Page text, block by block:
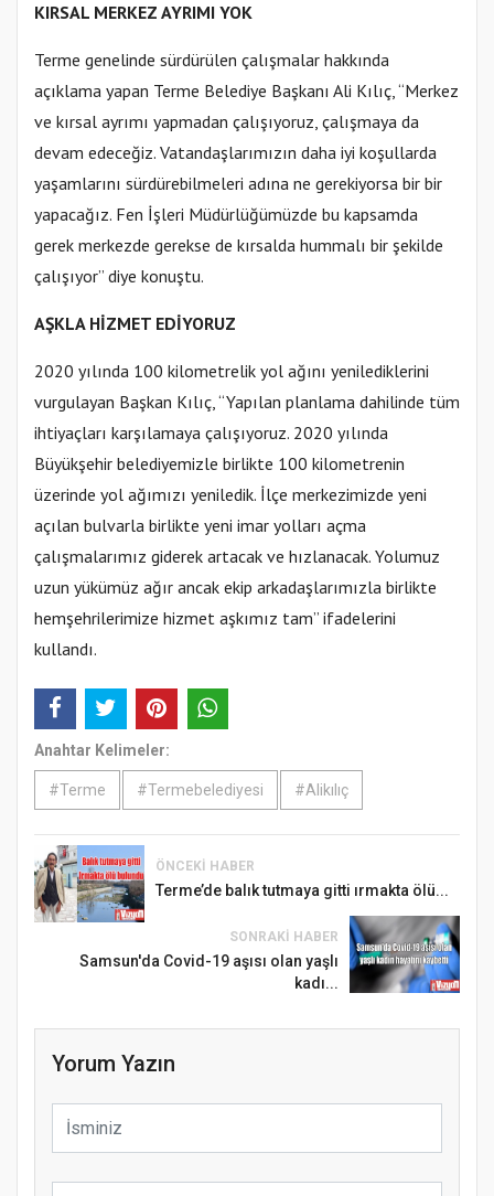
KIRSAL MERKEZ AYRIMI YOK
Terme genelinde sürdürülen çalışmalar hakkında
açıklama yapan Terme Belediye Başkanı Ali Kılıç, “Merkez
ve kırsal ayrımı yapmadan çalışıyoruz, çalışmaya da
devam edeceğiz. Vatandaşlarımızın daha iyi koşullarda
yaşamlarını sürdürebilmeleri adına ne gerekiyorsa bir bir
yapacağız. Fen İşleri Müdürlüğümüzde bu kapsamda
gerek merkezde gerekse de kırsalda hummalı bir şekilde
çalışıyor” diye konuştu.
AŞKLA HİZMET EDİYORUZ
2020 yılında 100 kilometrelik yol ağını yenilediklerini
vurgulayan Başkan Kılıç, “Yapılan planlama dahilinde tüm
ihtiyaçları karşılamaya çalışıyoruz. 2020 yılında
Büyükşehir belediyemizle birlikte 100 kilometrenin
üzerinde yol ağımızı yeniledik. İlçe merkezimizde yeni
açılan bulvarla birlikte yeni imar yolları açma
çalışmalarımız giderek artacak ve hızlanacak. Yolumuz
uzun yükümüz ağır ancak ekip arkadaşlarımızla birlikte
hemşehrilerimize hizmet aşkımız tam” ifadelerini
kullandı.
Anahtar Kelimeler:
#Terme #Termebelediyesi #Alikılıç
ÖNCEKI HABER
Terme’de balık tutmaya gitti ırmakta ölü...
SONRAKI HABER
Samsun'da Covid-19 aşısı olan yaşlı
kadı...
Yorum Yazın